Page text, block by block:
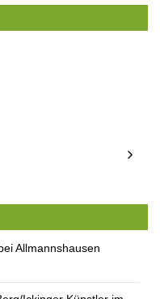
Allmannshausen